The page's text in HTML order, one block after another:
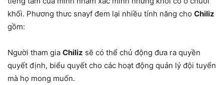
khối. Phương thưc snayf đem lại nhiều tính năng cho Chiliz
gồm:
Người tham gia Chiliz sẽ có thể chủ động đưa ra quyền
quyết định, biểu quyết cho các hoạt động quản lý đội tuyển
mà họ mong muốn.